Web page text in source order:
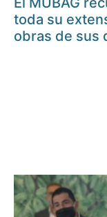
toda su
obras de sus